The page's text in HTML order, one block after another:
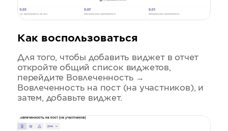
Как воспользоваться
Для того, чтобы добавить виджет в отчет
откройте общий список виджетов,
перейдите Вовлеченность →
Вовлеченность на пост (на участников), и
затем, добавьте виджет.